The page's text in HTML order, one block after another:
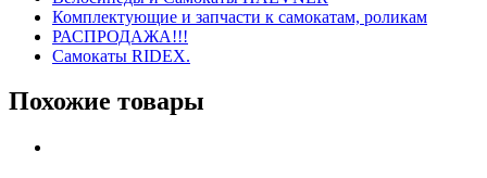
Комплектующие и запчасти к самокатам, роликам
РАСПРОДАЖА!!!
Самокаты RIDEX.
Похожие товары